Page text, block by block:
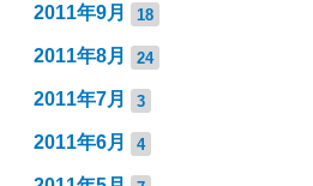
2011年9月 18
2011年8月 24
2011年7月 3
2011年6月 4